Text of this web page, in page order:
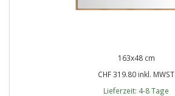
163x48 cm
CHF 319.80 inkl. MWST
Lieferzeit: 4-8 Tage